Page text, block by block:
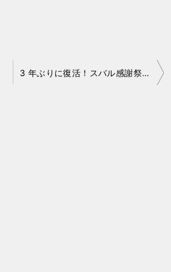
3 年ぶりに復活！スバル感謝祭2019と「アイサイトの秘密」講演会